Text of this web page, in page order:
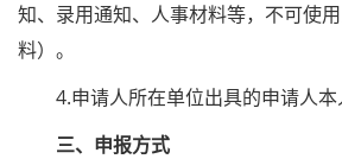
知、录用通知、人事材料等，不可使
料）。
4.申请人所在单位出具的申请人本
三、申报方式